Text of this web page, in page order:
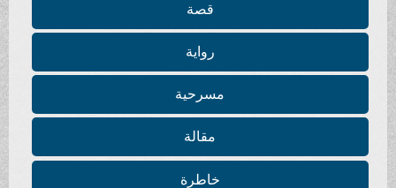
قصة
رواية
مسرحية
مقالة
خاطرة